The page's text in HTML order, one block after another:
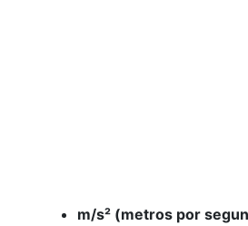
m/s² (metros por